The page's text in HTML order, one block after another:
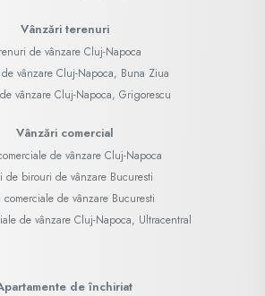
Vânzări terenuri
de vânzare Cluj-Napoca
vânzare Cluj-Napoca, Buna Ziua
vânzare Cluj-Napoca, Grigorescu
Vânzări comercial
de vânzare Cluj-Napoca
de birouri de vânzare Bucuresti
comerciale de vânzare Bucuresti
de vânzare Cluj-Napoca, Ultracentral
de închiriat